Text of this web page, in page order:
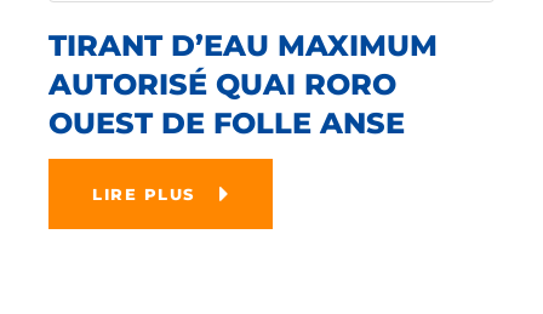
TIRANT D’EAU MAXIMUM
AUTORISÉ QUAI RORO
OUEST DE FOLLE ANSE
LIRE PLUS